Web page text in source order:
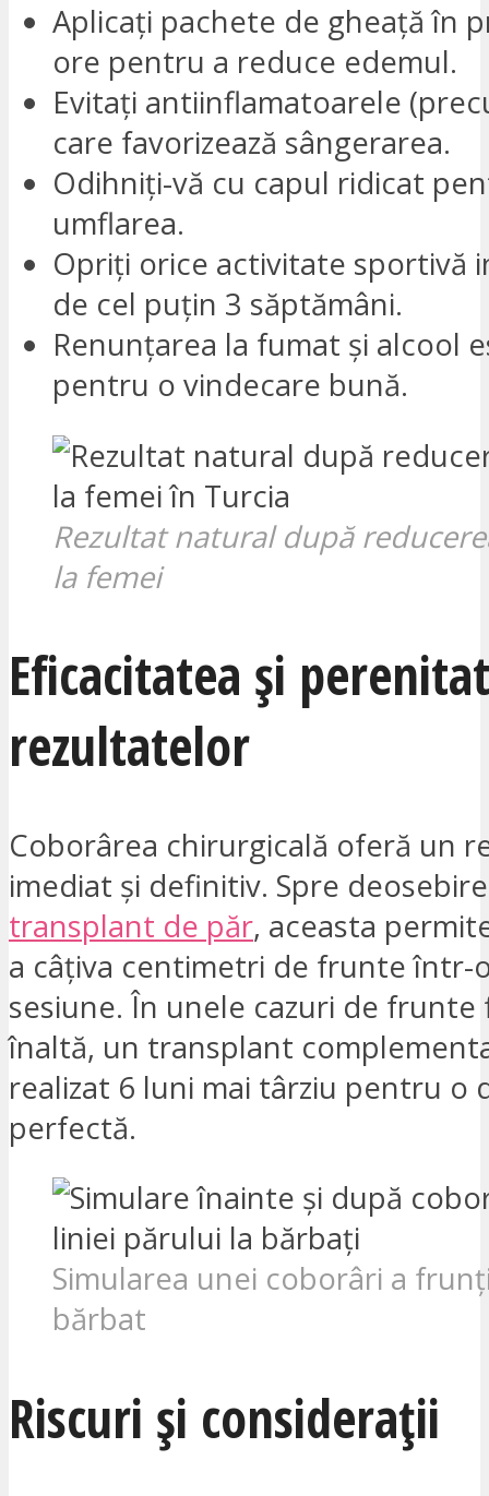
Aplicați pachete de gheață în
ore pentru a reduce edemul.
Evitați antiinflamatoarele
care favorizează sângerarea.
Odihniți-vă cu capul ridicat
umflarea.
Opriți orice activitate sportivă
de cel puțin 3 săptămâni.
Renunțarea la fumat și alcool
pentru o vindecare bună.
Rezultat natural după
la femei
Eficacitatea și
rezultatelor
Coborârea chirurgicală oferă un
imediat și definitiv. Spre
transplant de păr, aceasta
a câțiva centimetri de frunte într-
sesiune. În unele cazuri de
înaltă, un transplant
realizat 6 luni mai târziu pentru o
perfectă.
Simularea unei coborâri a
bărbat
Riscuri și considerații